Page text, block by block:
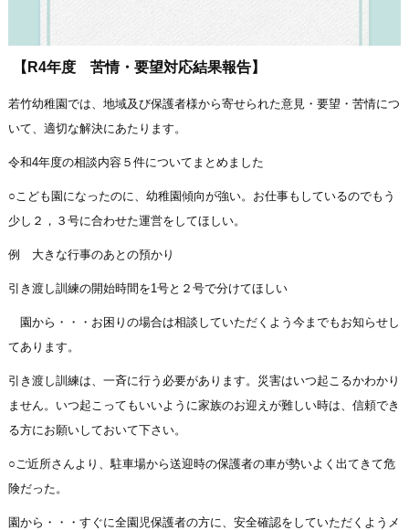
【R4年度 苦情・要望対応結果報告】
若竹幼稚園では、地域及び保護者様から寄せられた意見・要望・苦情につ
いて、適切な解決にあたります。
令和4年度の相談内容５件についてまとめました
○こども園になったのに、幼稚園傾向が強い。お仕事もしているのでもう
少し２，３号に合わせた運営をしてほしい。
例 大きな行事のあとの預かり
引き渡し訓練の開始時間を1号と２号で分けてほしい
園から・・・お困りの場合は相談していただくよう今までもお知らせし
てあります。
引き渡し訓練は、一斉に行う必要があります。災害はいつ起こるかわかり
ません。いつ起こってもいいように家族のお迎えが難しい時は、信頼でき
る方にお願いしておいて下さい。
○ご近所さんより、駐車場から送迎時の保護者の車が勢いよく出てきて危
険だった。
園から・・・すぐに全園児保護者の方に、安全確認をしていただくようメ